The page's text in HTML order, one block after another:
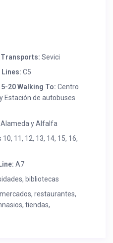
Sevici
C5
20 Walking To: Centro
Estación de autobuses
Alameda y Alfalfa
10, 11, 12, 13, 14, 15, 16,
A7
bibliotecas
restaurantes,
tiendas,